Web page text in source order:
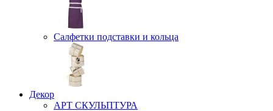
Салфетки подставки и кольца
Декор
АРТ СКУЛЬПТУРА